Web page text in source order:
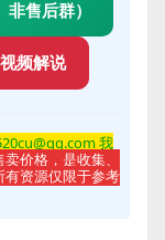
售后群）
频解说
我
价格，是收集、
资源仅限于参考